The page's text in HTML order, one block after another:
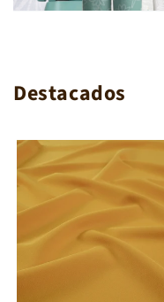
ANTISOLAR BASKET
Destacados